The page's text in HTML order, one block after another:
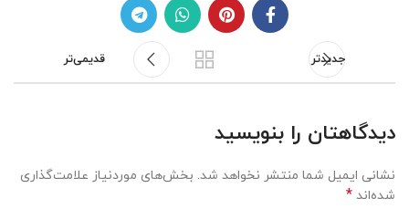
جدیدتر قدیمی‌تر
دیدگاهتان را بنویسید
نشانی ایمیل شما منتشر نخواهد شد. بخش‌های موردنیاز علامت‌گذاری
شده‌اند *